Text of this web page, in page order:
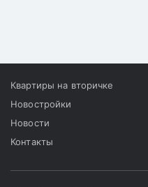
Квартиры на вторичке
Новостройки
Новости
Контакты